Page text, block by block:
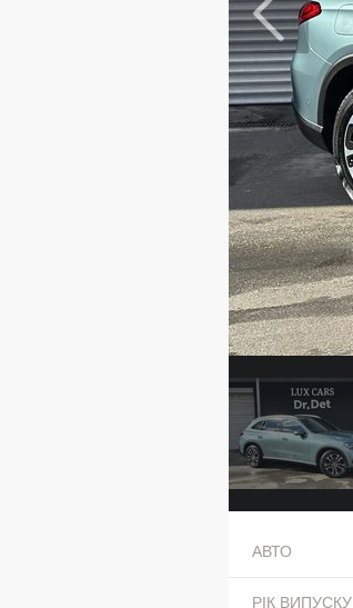
АВТО
РІК ВИПУСКУ